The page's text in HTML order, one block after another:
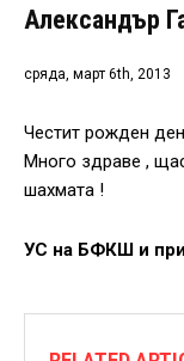
Александър
сряда, март 6th, 2013
Честит рожден
Много здраве ,
шахмата !
УС на БФКШ и